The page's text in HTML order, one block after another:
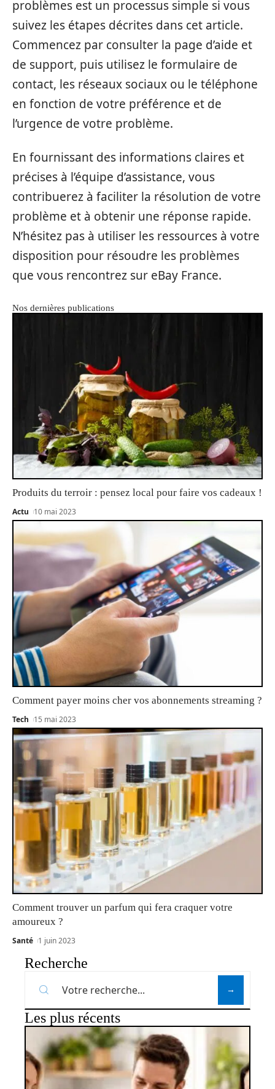
problèmes est un processus simple si vous
suivez les étapes décrites dans cet article.
Commencez par consulter la page d’aide et
de support, puis utilisez le formulaire de
contact, les réseaux sociaux ou le téléphone
en fonction de votre préférence et de
l’urgence de votre problème.
En fournissant des informations claires et
précises à l’équipe d’assistance, vous
contribuerez à faciliter la résolution de votre
problème et à obtenir une réponse rapide.
N’hésitez pas à utiliser les ressources à votre
disposition pour résoudre les problèmes
que vous rencontrez sur eBay France.
Nos dernières publications
Produits du terroir : pensez local pour faire vos cadeaux !
Actu 10 mai 2023
Comment payer moins cher vos abonnements streaming ?
Tech 15 mai 2023
Comment trouver un parfum qui fera craquer votre
amoureux ?
Santé 1 juin 2023
Recherche
Les plus récents